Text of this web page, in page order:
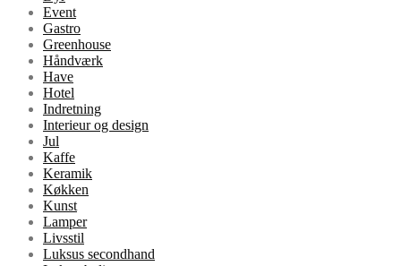
Event
Gastro
Greenhouse
Håndværk
Have
Hotel
Indretning
Interieur og design
Jul
Kaffe
Keramik
Køkken
Kunst
Lamper
Livsstil
Luksus secondhand